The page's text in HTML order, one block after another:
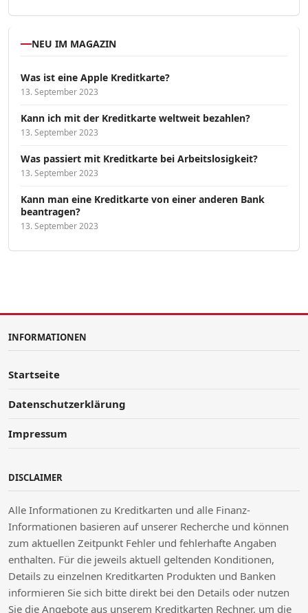
NEU IM MAGAZIN
Was ist eine Apple Kreditkarte?
13. September 2023
Kann ich mit der Kreditkarte weltweit bezahlen?
13. September 2023
Was passiert mit Kreditkarte bei Arbeitslosigkeit?
13. September 2023
Kann man eine Kreditkarte von einer anderen Bank
beantragen?
13. September 2023
INFORMATIONEN
Startseite
Datenschutzerklärung
Impressum
DISCLAIMER
Alle Informationen zu Kreditkarten und alle Finanz-
Informationen basieren auf unserer Recherche und können
zum aktuellen Zeitpunkt Fehler und fehlerhafte Angaben
enthalten. Für die jeweils aktuell geltenden Konditionen,
Details zu einzelnen Kreditkarten Produkten und Banken
informieren Sie sich bitte direkt bei den Details oder nutzen
Sie die Angebote aus unserem Kreditkarten Rechner, um die